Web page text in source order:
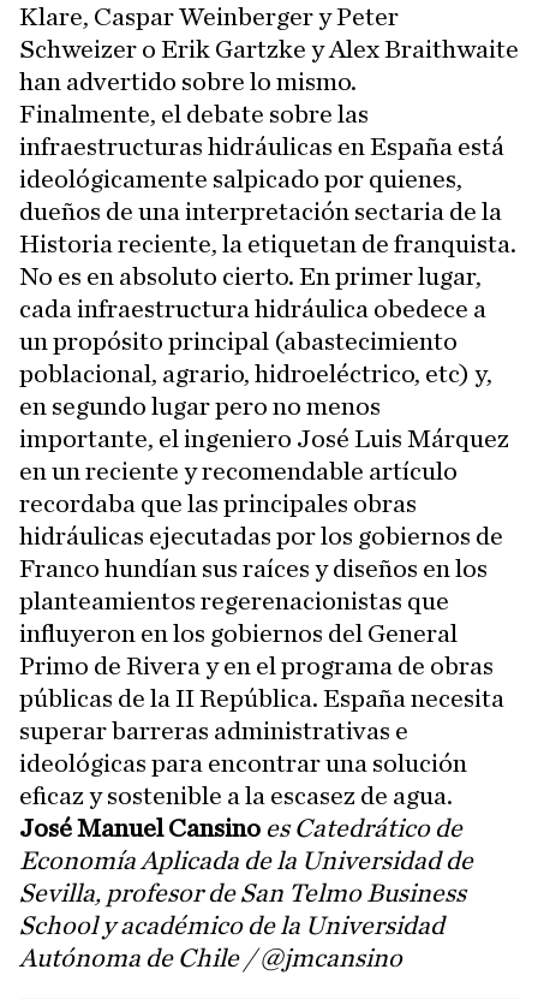
Klare, Caspar Weinberger y Peter
Schweizer o Erik Gartzke y Alex Braithwaite
han advertido sobre lo mismo.
Finalmente, el debate sobre las
infraestructuras hidráulicas en España está
ideológicamente salpicado por quienes,
dueños de una interpretación sectaria de la
Historia reciente, la etiquetan de franquista.
No es en absoluto cierto. En primer lugar,
cada infraestructura hidráulica obedece a
un propósito principal (abastecimiento
poblacional, agrario, hidroeléctrico, etc) y,
en segundo lugar pero no menos
importante, el ingeniero José Luis Márquez
en un reciente y recomendable artículo
recordaba que las principales obras
hidráulicas ejecutadas por los gobiernos de
Franco hundían sus raíces y diseños en los
planteamientos regerenacionistas que
influyeron en los gobiernos del General
Primo de Rivera y en el programa de obras
públicas de la II República. España necesita
superar barreras administrativas e
ideológicas para encontrar una solución
eficaz y sostenible a la escasez de agua.
José Manuel Cansino es Catedrático de
Economía Aplicada de la Universidad de
Sevilla, profesor de San Telmo Business
School y académico de la Universidad
Autónoma de Chile / @jmcansino